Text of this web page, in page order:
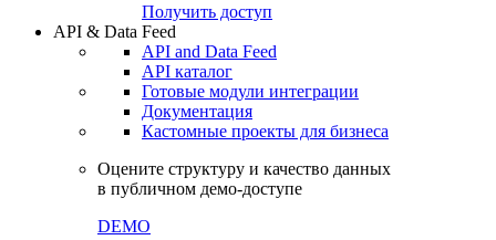
Получить доступ
API & Data Feed
API and Data Feed
API каталог
Готовые модули интеграции
Документация
Кастомные проекты для бизнеса
Оцените структуру и качество данных
в публичном демо-доступе
DEMO